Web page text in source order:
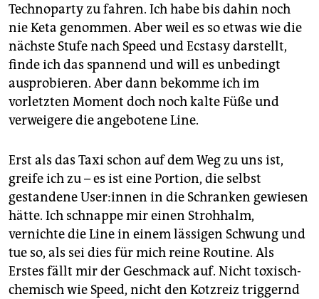
Technoparty zu fahren. Ich habe bis dahin noch
nie Keta genommen. Aber weil es so etwas wie die
nächste Stufe nach Speed und Ecstasy darstellt,
finde ich das spannend und will es unbedingt
ausprobieren. Aber dann bekomme ich im
vorletzten Moment doch noch kalte Füße und
verweigere die angebotene Line.
Erst als das Taxi schon auf dem Weg zu uns ist,
greife ich zu – es ist eine Portion, die selbst
gestandene Use­r:in­nen in die Schranken gewiesen
hätte. Ich schnappe mir einen Strohhalm,
vernichte die Line in einem lässigen Schwung und
tue so, als sei dies für mich reine Routine. Als
Erstes fällt mir der Geschmack auf. Nicht toxisch-
chemisch wie Speed, nicht den Kotzreiz triggernd